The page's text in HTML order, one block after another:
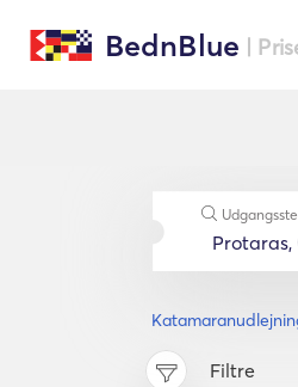
BednBlue |
Filtre